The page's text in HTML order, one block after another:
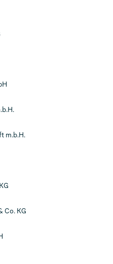
m.b.H.
Co. KG